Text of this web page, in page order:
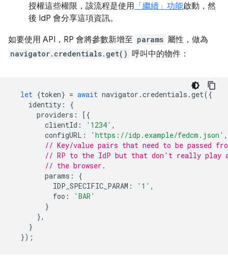
授權這些權限，該流程是使用 「繼續」功能啟動，然
後 IdP 會分享這項資訊。
如要使用 API，RP 會將參數新增至 params 屬性，做為
navigator.credentials.get() 呼叫中的物件：
let {token} = await navigator .credentials .get({
identity :
{
providers :
[{
clientId : '1234' ,
configURL : 'https://idp.example/fedcm.json' ,
// Key/value pairs that need to be passed
// RP to the IdP but that don't really play
// the browser.
params :
{
IDP_SPECIFIC_PARAM : '1' ,
foo :
'BAR'
}
},
}
});